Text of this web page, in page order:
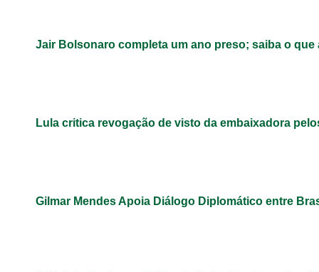
Jair Bolsonaro completa um ano preso; saiba o que
Lula critica revogação de visto da embaixadora
Gilmar Mendes Apoia Diálogo Diplomático entre